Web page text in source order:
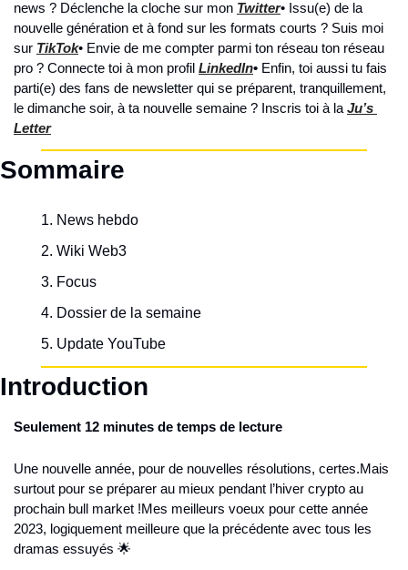
news ? Déclenche la cloche sur mon Twitter• Issu(e) de la
nouvelle génération et à fond sur les formats courts ? Suis moi
sur TikTok• Envie de me compter parmi ton réseau ton réseau
pro ? Connecte toi à mon profil LinkedIn• Enfin, toi aussi tu fais
parti(e) des fans de newsletter qui se préparent, tranquillement,
le dimanche soir, à ta nouvelle semaine ? Inscris toi à la Ju’s
Letter
Sommaire
News hebdo
Wiki Web3
Focus
Dossier de la semaine
Update YouTube
Introduction
Seulement 12 minutes de temps de lecture
Une nouvelle année, pour de nouvelles résolutions, certes.Mais
surtout pour se préparer au mieux pendant l’hiver crypto au
prochain bull market !Mes meilleurs voeux pour cette année
2023, logiquement meilleure que la précédente avec tous les
dramas essuyés 🌟